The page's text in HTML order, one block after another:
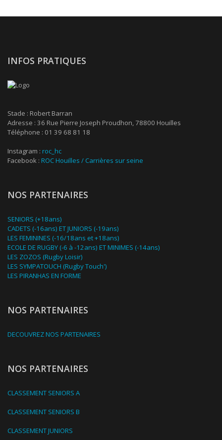
INFOS PRATIQUES
Stade : Robert Barran
Adresse : 36 Rue Pierre Joseph Proudhon, 78800 Houilles
Téléphone : 01 39 68 81 18
Instagram : roc_hc
Facebook : ROC Houilles / Carrières sur seine
NOS PARTENAIRES
SENIORS (+18ans)
CADETS (-16ans) ET JUNIORS (-19ans)
LES FEMININES (-16/18ans et +18ans)
ECOLE DE RUGBY (-6 à -12ans) ET MINIMES (-14ans)
LES ZOZOS (Rugby Loisir)
LES SYMPATOUCH (Rugby Touch')
LES PIRANHAS EN FORME
NOS PARTENAIRES
DECOUVREZ NOS PARTENAIRES
NOS PARTENAIRES
CLASSEMENT SENIORS A
CLASSEMENT SENIORS B
CLASSEMENT JUNIORS